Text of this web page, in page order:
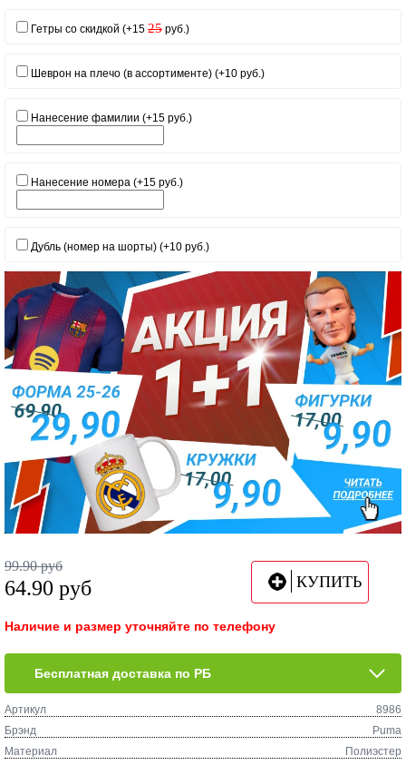
Гетры со скидкой (+15 25 руб.)
Шеврон на плечо (в ассортименте) (+10 руб.)
Нанесение фамилии (+15 руб.)
Нанесение номера (+15 руб.)
Дубль (номер на шорты) (+10 руб.)
99.90 руб
64.90 руб КУПИТЬ
Наличие и размер уточняйте по телефону
Бесплатная доставка по РБ
Артикул
8986
Брэнд
Puma
Материал
Полиэстер